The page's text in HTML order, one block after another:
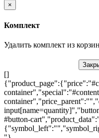
×
Комплект
Удалить комплект из
[]
#button-